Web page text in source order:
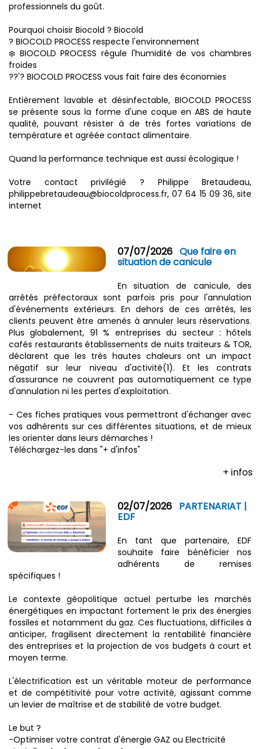
professionnels du goût.
Pourquoi choisir Biocold ? Biocold
? BIOCOLD PROCESS respecte l'environnement
❄️ BIOCOLD PROCESS régule l'humidité de vos chambres
froides
??'? BIOCOLD PROCESS vous fait faire des économies
Entièrement lavable et désinfectable, BIOCOLD PROCESS
se présente sous la forme d'une coque en ABS de haute
qualité, pouvant résister à de très fortes variations de
température et agréée contact alimentaire.
Quand la performance technique est aussi écologique !
Votre contact privilégié ? Philippe Bretaudeau,
philippebretaudeau@biocoldprocess.fr, 07 64 15 09 36, site
internet
07/07/2026 Que faire en
situation de canicule
En situation de canicule, des
arrêtés préfectoraux sont parfois pris pour l'annulation
d'événements extérieurs. En dehors de ces arrêtés, les
clients peuvent être amenés à annuler leurs réservations.
Plus globalement, 91 % entreprises du secteur : hôtels
cafés restaurants établissements de nuits traiteurs & TOR,
déclarent que les très hautes chaleurs ont un impact
négatif sur leur niveau d'activité(1). Et les contrats
d'assurance ne couvrent pas automatiquement ce type
d'annulation ni les pertes d'exploitation.
- Ces fiches pratiques vous permettront d'échanger avec
vos adhérents sur ces différentes situations, et de mieux
les orienter dans leurs démarches !
Téléchargez-les dans "+ d'infos"
+ infos
02/07/2026 PARTENARIAT |
EDF
En tant que partenaire, EDF
souhaite faire bénéficier nos
adhérents de remises
spécifiques !
Le contexte géopolitique actuel perturbe les marchés
énergétiques en impactant fortement le prix des énergies
fossiles et notamment du gaz. Ces fluctuations, difficiles à
anticiper, fragilisent directement la rentabilité financière
des entreprises et la projection de vos budgets à court et
moyen terme.
L'électrification est un véritable moteur de performance
et de compétitivité pour votre activité, agissant comme
un levier de maîtrise et de stabilité de votre budget.
Le but ?
-Optimiser votre contrat d'énergie GAZ ou Electricité